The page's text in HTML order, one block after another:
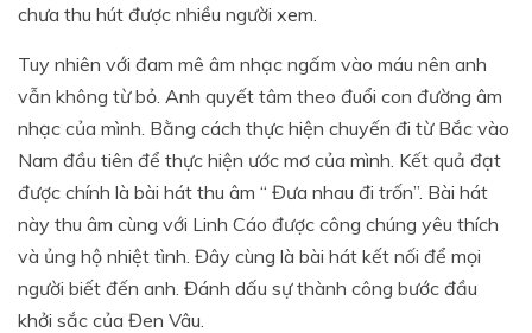
chưa thu hút được nhiều người xem.
Tuy nhiên với đam mê âm nhạc ngấm vào máu nên anh
vẫn không từ bỏ. Anh quyết tâm theo đuổi con đường âm
nhạc của mình. Bằng cách thực hiện chuyến đi từ Bắc vào
Nam đầu tiên để thực hiện ước mơ của mình. Kết quả đạt
được chính là bài hát thu âm “ Đưa nhau đi trốn”. Bài hát
này thu âm cùng với Linh Cáo được công chúng yêu thích
và ủng hộ nhiệt tình. Đây cùng là bài hát kết nối để mọi
người biết đến anh. Đánh dấu sự thành công bước đầu
khởi sắc của Đen Vâu.